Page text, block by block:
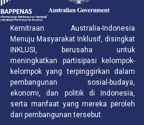
Kemitraan Australia-Indonesia
Menuju Masyarakat Inklusif, disingkat
INKLUSI, berusaha untuk
meningkatkan partisipasi kelompok-
kelompok yang terpinggirkan dalam
pembangunan sosial-budaya,
ekonomi, dan politik di Indonesia,
serta manfaat yang mereka peroleh
dari pembangunan tersebut.